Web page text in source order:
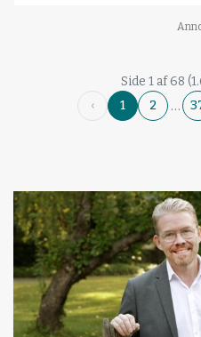
Side 1 af 68
‹
1 2 …